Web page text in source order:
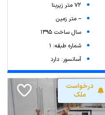
درخواست
ملک
72 متر زیربنا
-- متر زمین
سال ساخت 1395
شماره طبقه: 1
آسانسور: دارد